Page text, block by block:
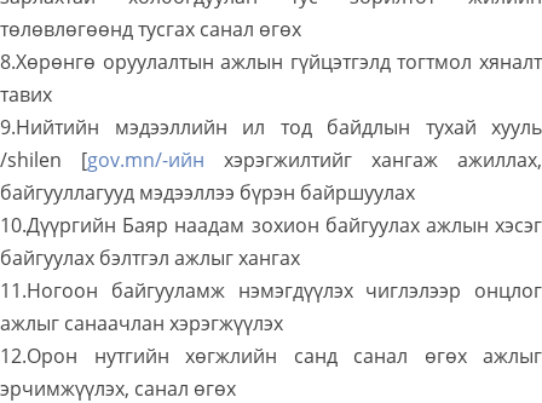
төлөвлөгөөнд тусгах санал өгөх
8.Хөрөнгө оруулалтын ажлын гүйцэтгэлд тогтмол хяналт
тавих
9.Нийтийн мэдээллийн ил тод байдлын тухай хууль
/shilen [gov.mn/-ийн хэрэгжилтийг хангаж ажиллах,
байгууллагууд мэдээллээ бүрэн байршуулах
10.Дүүргийн Баяр наадам зохион байгуулах ажлын хэсэг
байгуулах бэлтгэл ажлыг хангах
11.Ногоон байгууламж нэмэгдүүлэх чиглэлээр онцлог
ажлыг санаачлан хэрэгжүүлэх
12.Орон нутгийн хөгжлийн санд санал өгөх ажлыг
эрчимжүүлэх, санал өгөх